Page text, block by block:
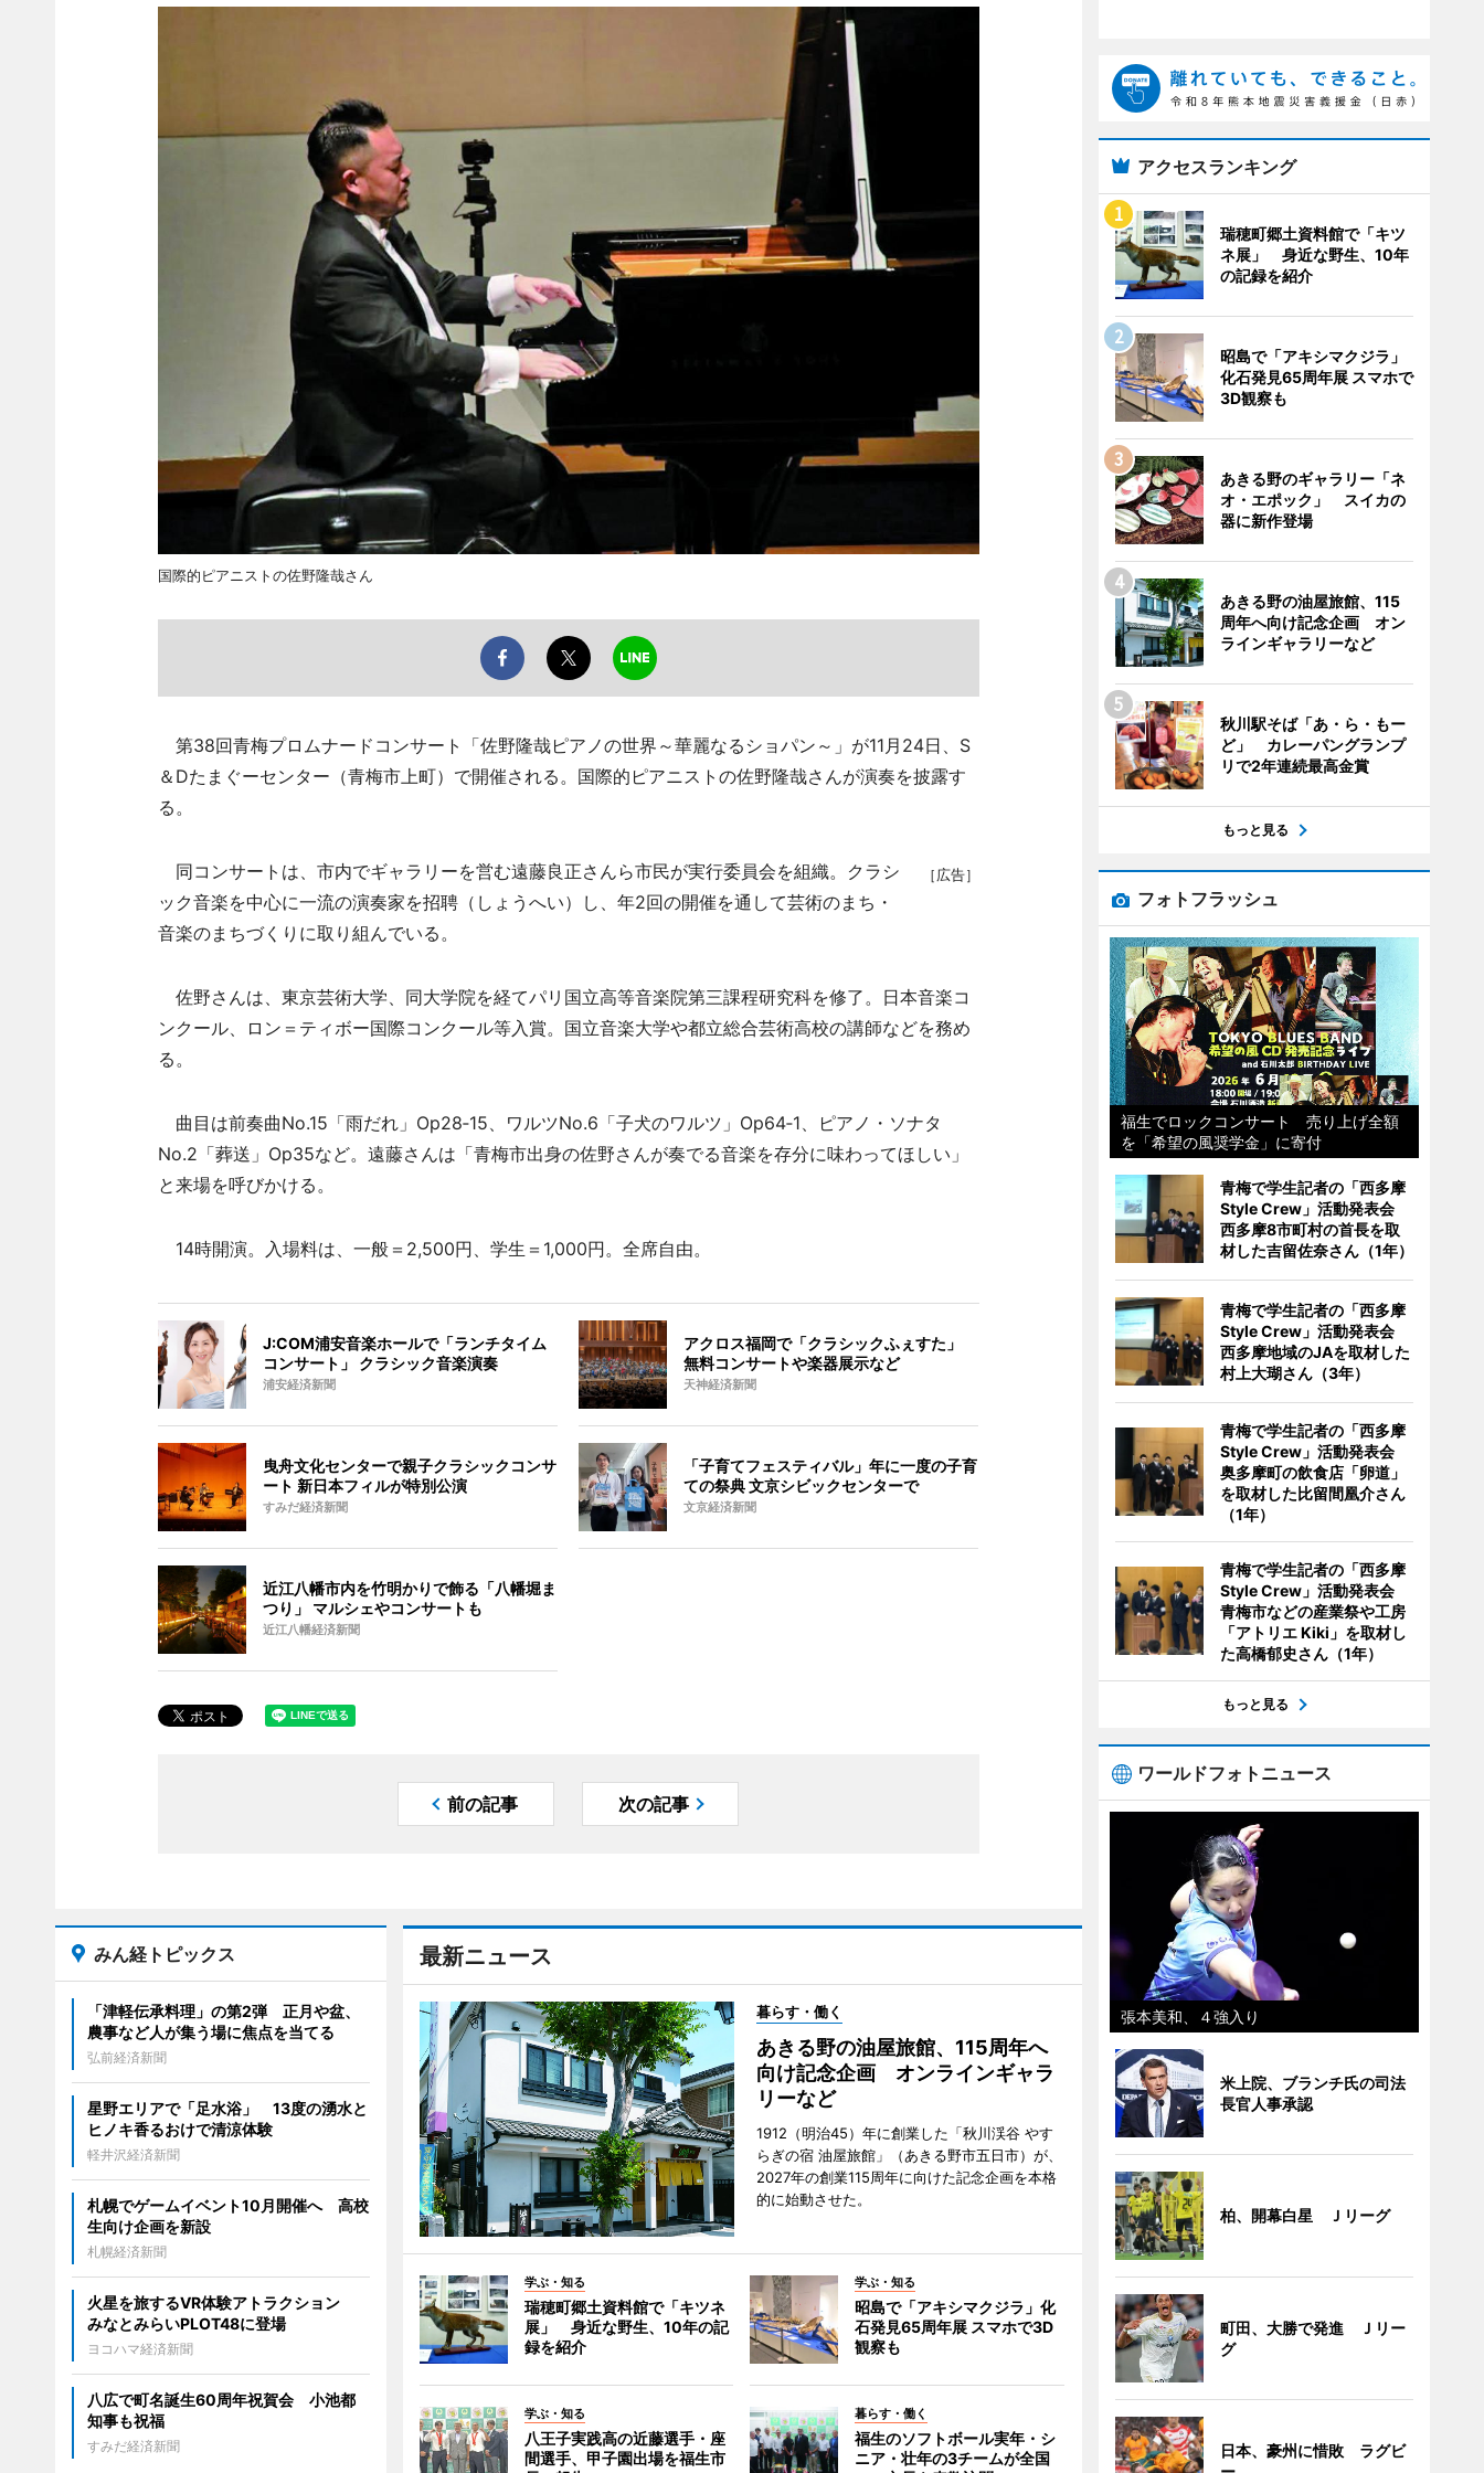
国際的ピアニストの佐野隆哉さん
第38回青梅プロムナードコンサート「佐野隆哉ピアノの世界～華麗なるショパン～」が11月24日、S
＆Dたまぐーセンター（青梅市上町）で開催される。国際的ピアニストの佐野隆哉さんが演奏を披露す
る。
［広告］
同コンサートは、市内でギャラリーを営む遠藤良正さんら市民が実行委員会を組織。クラシ
ック音楽を中心に一流の演奏家を招聘（しょうへい）し、年2回の開催を通して芸術のまち・
音楽のまちづくりに取り組んでいる。
佐野さんは、東京芸術大学、同大学院を経てパリ国立高等音楽院第三課程研究科を修了。日本音楽コ
ンクール、ロン＝ティボー国際コンクール等入賞。国立音楽大学や都立総合芸術高校の講師などを務め
る。
曲目は前奏曲No.15「雨だれ」Op28‐15、ワルツNo.6「子犬のワルツ」Op64‐1、ピアノ・ソナタ
No.2「葬送」Op35など。遠藤さんは「青梅市出身の佐野さんが奏でる音楽を存分に味わってほしい」
と来場を呼びかける。
14時開演。入場料は、一般＝2,500円、学生＝1,000円。全席自由。
J:COM浦安音楽ホールで「ランチタイム
コンサート」 クラシック音楽演奏
浦安経済新聞
アクロス福岡で「クラシックふぇすた」
無料コンサートや楽器展示など
天神経済新聞
曳舟文化センターで親子クラシックコンサ
ート 新日本フィルが特別公演
すみだ経済新聞
「子育てフェスティバル」年に一度の子育
ての祭典 文京シビックセンターで
文京経済新聞
近江八幡市内を竹明かりで飾る「八幡堀ま
つり」 マルシェやコンサートも
近江八幡経済新聞
前の記事 次の記事
最新ニュース
暮らす・働く
あきる野の油屋旅館、115周年へ
向け記念企画 オンラインギャラ
リーなど
1912（明治45）年に創業した「秋川渓谷 やす
らぎの宿 油屋旅館」（あきる野市五日市）が、
2027年の創業115周年に向けた記念企画を本格
的に始動させた。
学ぶ・知る
瑞穂町郷土資料館で「キツネ
展」 身近な野生、10年の記
録を紹介
学ぶ・知る
昭島で「アキシマクジラ」化
石発見65周年展 スマホで3D
観察も
学ぶ・知る
八王子実践高の近藤選手・座
間選手、甲子園出場を福生市
暮らす・働く
福生のソフトボール実年・シ
ニア・壮年の3チームが全国
みん経トピックス
「津軽伝承料理」の第2弾 正月や盆、
農事など人が集う場に焦点を当てる
弘前経済新聞
星野エリアで「足水浴」 13度の湧水と
ヒノキ香るおけで清涼体験
軽井沢経済新聞
札幌でゲームイベント10月開催へ 高校
生向け企画を新設
札幌経済新聞
火星を旅するVR体験アトラクション
みなとみらいPLOT48に登場
ヨコハマ経済新聞
八広で町名誕生60周年祝賀会 小池都
知事も祝福
すみだ経済新聞
アクセスランキング
瑞穂町郷土資料館で「キツ
ネ展」 身近な野生、10年
の記録を紹介
昭島で「アキシマクジラ」
化石発見65周年展 スマホで
3D観察も
あきる野のギャラリー「ネ
オ・エポック」 スイカの
器に新作登場
あきる野の油屋旅館、115
周年へ向け記念企画 オン
ラインギャラリーなど
秋川駅そば「あ・ら・もー
ど」 カレーパングランプ
リで2年連続最高金賞
もっと見る
フォトフラッシュ
福生でロックコンサート 売り上げ全額
を「希望の風奨学金」に寄付
青梅で学生記者の「西多摩
Style Crew」活動発表会
西多摩8市町村の首長を取
材した吉留佐奈さん（1年）
青梅で学生記者の「西多摩
Style Crew」活動発表会
西多摩地域のJAを取材した
村上大瑚さん（3年）
青梅で学生記者の「西多摩
Style Crew」活動発表会
奥多摩町の飲食店「卵道」
を取材した比留間凰介さん
（1年）
青梅で学生記者の「西多摩
Style Crew」活動発表会
青梅市などの産業祭や工房
「アトリエ Kiki」を取材し
た高橋郁史さん（1年）
もっと見る
ワールドフォトニュース
張本美和、４強入り
米上院、ブランチ氏の司法
長官人事承認
柏、開幕白星 Ｊリーグ
町田、大勝で発進 Ｊリー
グ
日本、豪州に惜敗 ラグビ